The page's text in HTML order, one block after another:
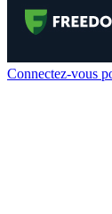
Connectez-vous